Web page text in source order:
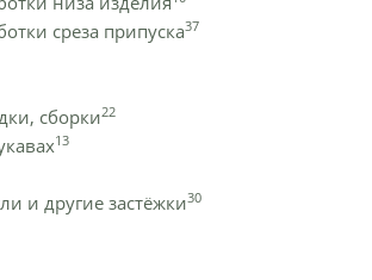
среза припуска37
сборки22
13
и другие застёжки30